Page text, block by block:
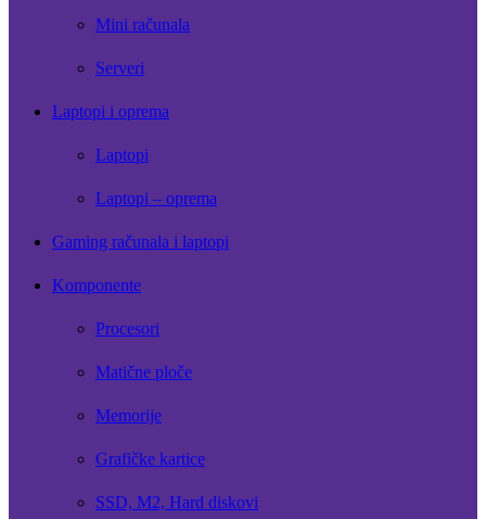
Mini računala
Serveri
Laptopi i oprema
Laptopi
Laptopi – oprema
Gaming računala i laptopi
Komponente
Procesori
Matične ploče
Memorije
Grafičke kartice
SSD, M2, Hard diskovi